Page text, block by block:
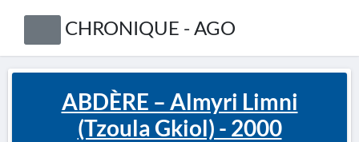
CHRONIQUE - AGO
ABDÈRE – Almyri Limni
(Tzoula Gkiol) - 2000